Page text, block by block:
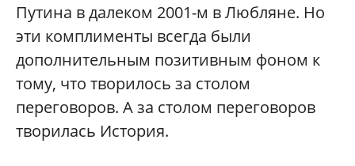
Путина в далеком 2001-м в Любляне. Но
эти комплименты всегда были
дополнительным позитивным фоном к
тому, что творилось за столом
переговоров. А за столом переговоров
творилась История.